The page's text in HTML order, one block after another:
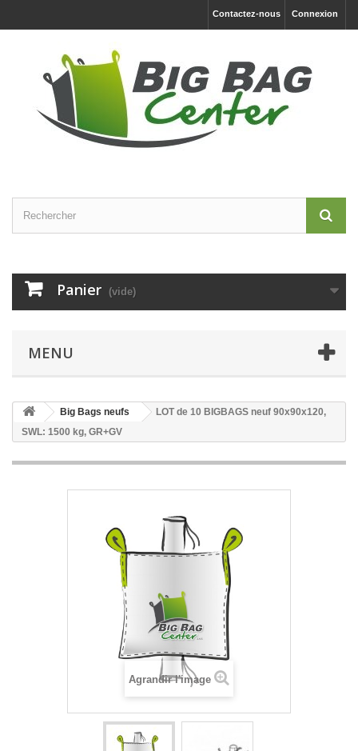
Connexion
Contactez-nous
Panier (vide)
MENU
Big Bags neufs
LOT de 10 BIGBAGS neuf 90x90x120,
SWL: 1500 kg, GR+GV
Agrandir l'image